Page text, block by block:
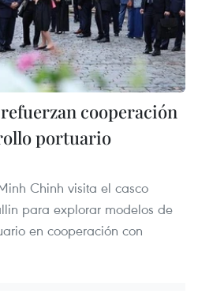
cooperación
portuario
Chinh visita el casco
para explorar modelos de
en cooperación con